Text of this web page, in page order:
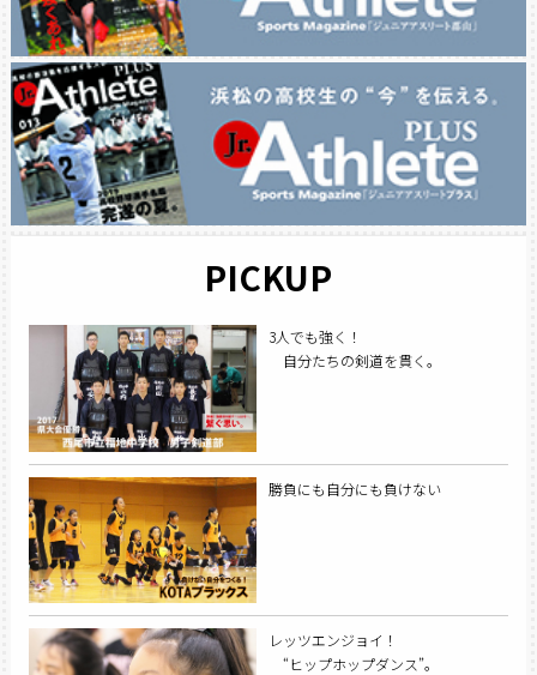
PICKUP
3人でも強く！
自分たちの剣道を貫く。
勝負にも自分にも負けない
レッツエンジョイ！
“ヒップホップダンス”。